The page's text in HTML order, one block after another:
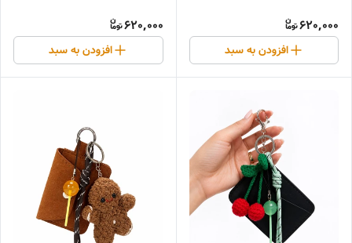
620,000
افزودن به سبد
620,000
افزودن به سبد